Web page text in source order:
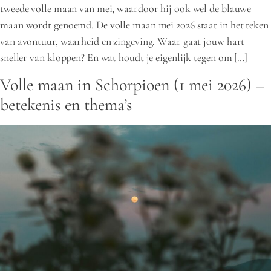
tweede volle maan van mei, waardoor hij ook wel de blauwe
maan wordt genoemd. De volle maan mei 2026 staat in het teken
van avontuur, waarheid en zingeving. Waar gaat jouw hart
sneller van kloppen? En wat houdt je eigenlijk tegen om […]
Volle maan in Schorpioen (1 mei 2026) –
betekenis en thema’s